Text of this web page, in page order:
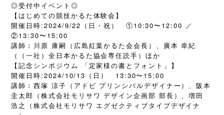
◎受付中イベント◎
【はじめての競技かるた体験会】
開催日時:2024/9/22（日・祝） ①10:30〜12:00 ／
②13:30〜15:00
講師：川原 康嗣（広島紅葉かるた会会長）、廣本 幸紀
（（一社）全日本かるた協会専任読手）ほか
【記念シンポジウム 「定家様の書とフォント」】
開催日時:2024/10/13（日） 13:30〜15:00
講師：西塚 涼子（アドビ プリンシパルデザイナー）、阪本
圭太郎（株式会社モリサワ デザイン企画部 部長）、増田
浩之（株式会社モリサワ エグゼクティブタイプデザイナ